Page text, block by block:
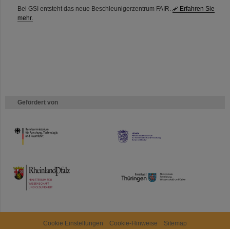
Bei GSI entsteht das neue Beschleunigerzentrum FAIR.
Erfahren Sie
mehr.
Gefördert von
HMWK
TMWWDG
Cookie Einstellungen Cookie-Hinweise Sitemap